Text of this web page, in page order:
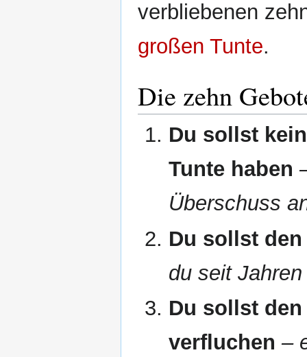
verbliebenen
großen Tunte.
Die zehn
Du sollst
Tunte haben
Überschuss
Du sollst
du seit
Du sollst
verfluchen –